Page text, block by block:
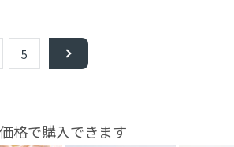
5
格で購入できます